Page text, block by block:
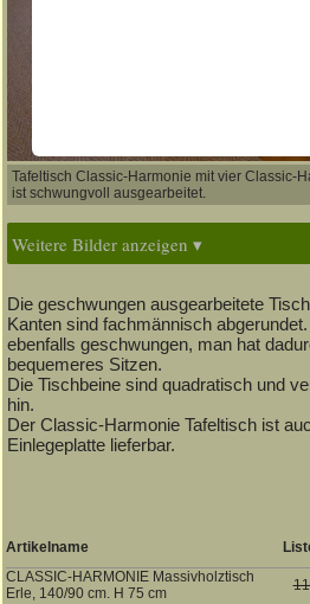
Tafeltisch Classic-Harmonie mit vier Classic-
ist schwungvoll ausgearbeitet.
Weitere Bilder anzeigen ▾
Die geschwungen ausgearbeitete
Kanten sind fachmännisch
ebenfalls geschwungen, man hat
bequemeres Sitzen.
Die Tischbeine sind quadratisch und
hin.
Der Classic-Harmonie Tafeltisch ist
Einlegeplatte lieferbar.
Artikelname
CLASSIC-HARMONIE Massivholztisch
Erle, 140/90 cm. H 75 cm